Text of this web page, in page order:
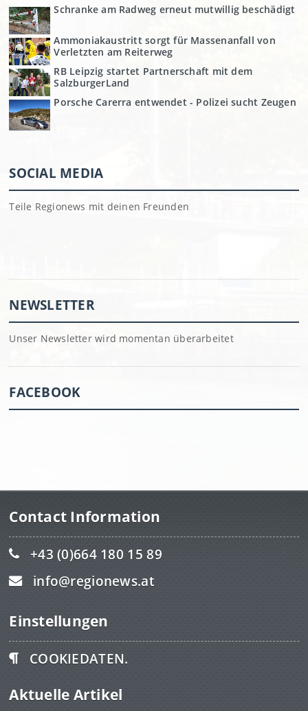
Schranke am Radweg erneut mutwillig beschädigt
Ammoniakaustritt sorgt für Massenanfall von
Verletzten am Reiterweg
RB Leipzig startet Partnerschaft mit dem
SalzburgerLand
Porsche Carerra entwendet - Polizei sucht Zeugen
SOCIAL MEDIA
Teile Regionews mit deinen Freunden
NEWSLETTER
Unser Newsletter wird momentan überarbeitet
FACEBOOK
Contact Information
+43 (0)664 180 15 89
info@regionews.at
Einstellungen
COOKIEDATEN.
Aktuelle Artikel